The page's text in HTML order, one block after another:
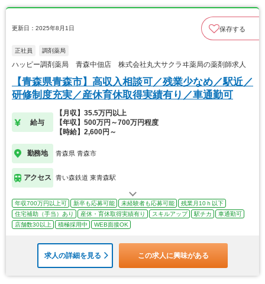
更新日：2025年8月1日 保存する
正社員 調剤薬局
ハッピー調剤薬局 青森中佃店 株式会社丸大サクラヰ薬局の薬剤師求人
【青森県青森市】高収入相談可／残業少なめ／駅近／
研修制度充実／産休育休取得実績有り／車通勤可
給与
【月収】35.5万円以上
【年収】500万円～700万円程度
【時給】2,600円～
勤務地 青森県 青森市
アクセス 青い森鉄道 東青森駅
年収700万円以上可 新卒も応募可能 未経験者も応募可能
残業月10ｈ以下
住宅補助（手当）あり
産休・育休取得実績有り スキルアップ 駅チカ
車通勤可
店舗数30以上
積極採用中 WEB面接OK
求人の詳細を見る この求人に興味がある